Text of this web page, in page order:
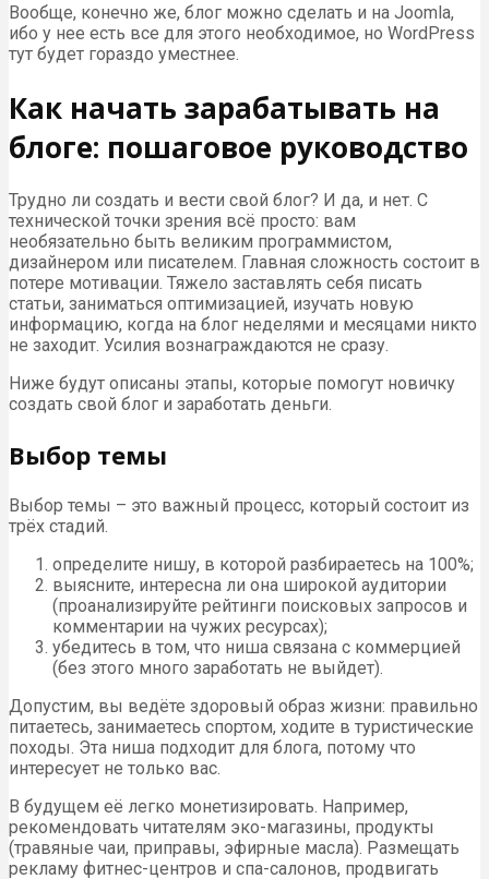
Вообще, конечно же, блог можно сделать и на Joomla,
ибо у нее есть все для этого необходимое, но WordPress
тут будет гораздо уместнее.
Как начать зарабатывать на
блоге: пошаговое руководство
Трудно ли создать и вести свой блог? И да, и нет. С
технической точки зрения всё просто: вам
необязательно быть великим программистом,
дизайнером или писателем. Главная сложность состоит в
потере мотивации. Тяжело заставлять себя писать
статьи, заниматься оптимизацией, изучать новую
информацию, когда на блог неделями и месяцами никто
не заходит. Усилия вознаграждаются не сразу.
Ниже будут описаны этапы, которые помогут новичку
создать свой блог и заработать деньги.
Выбор темы
Выбор темы – это важный процесс, который состоит из
трёх стадий.
определите нишу, в которой разбираетесь на 100%;
выясните, интересна ли она широкой аудитории
(проанализируйте рейтинги поисковых запросов и
комментарии на чужих ресурсах);
убедитесь в том, что ниша связана с коммерцией
(без этого много заработать не выйдет).
Допустим, вы ведёте здоровый образ жизни: правильно
питаетесь, занимаетесь спортом, ходите в туристические
походы. Эта ниша подходит для блога, потому что
интересует не только вас.
В будущем её легко монетизировать. Например,
рекомендовать читателям эко-магазины, продукты
(травяные чаи, приправы, эфирные масла). Размещать
рекламу фитнес-центров и спа-салонов, продвигать